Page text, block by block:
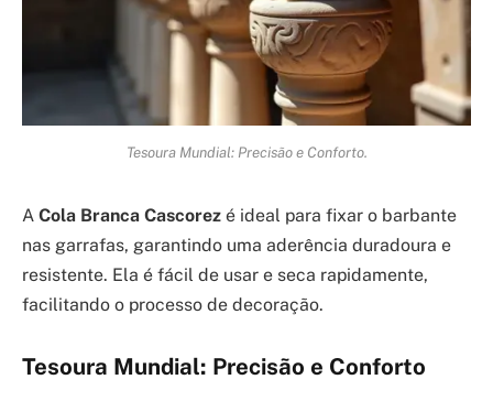
Tesoura Mundial: Precisão e Conforto.
A Cola Branca Cascorez é ideal para fixar o barbante
nas garrafas, garantindo uma aderência duradoura e
resistente. Ela é fácil de usar e seca rapidamente,
facilitando o processo de decoração.
Tesoura Mundial: Precisão e Conforto